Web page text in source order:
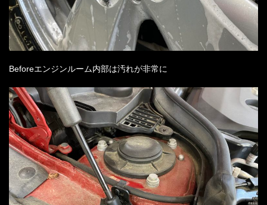
Beforeエンジンルーム内部は汚れが非常に